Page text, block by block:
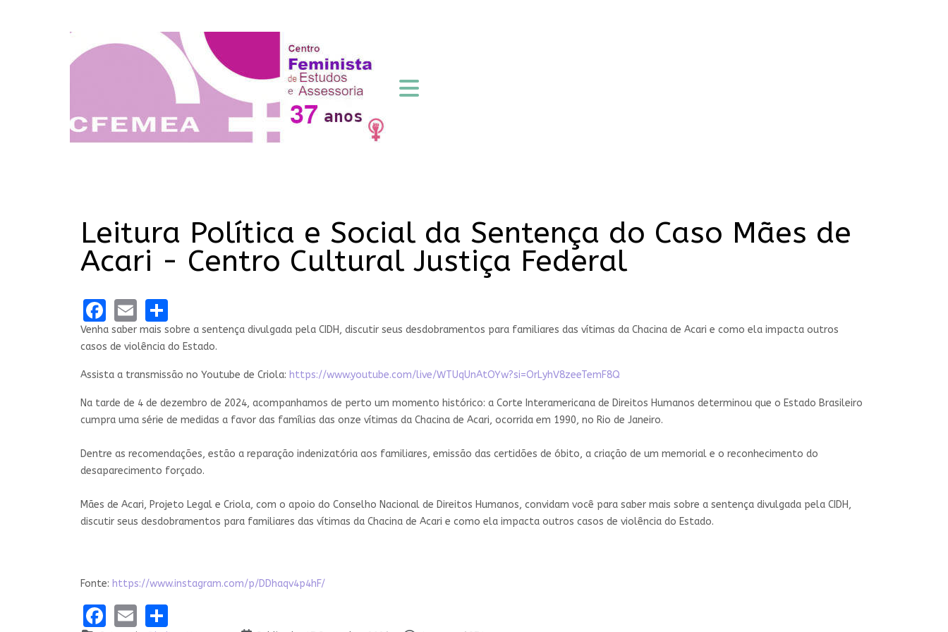
Leitura Política e Social da Sentença do Caso Mães de
Acari - Centro Cultural Justiça Federal
Facebook
Email
Venha saber mais sobre a sentença divulgada pela CIDH, discutir seus desdobramentos para familiares das vítimas da Chacina de Acari e como ela impacta outros
casos de violência do Estado.
Assista a transmissão no Youtube de Criola: https://www.youtube.com/live/WTUqUnAtOYw?si=OrLyhV8zeeTemF8Q
Na tarde de 4 de dezembro de 2024, acompanhamos de perto um momento histórico: a Corte Interamericana de Direitos Humanos determinou que o Estado Brasileiro
cumpra uma série de medidas a favor das famílias das onze vítimas da Chacina de Acari, ocorrida em 1990, no Rio de Janeiro.
Dentre as recomendações, estão a reparação indenizatória aos familiares, emissão das certidões de óbito, a criação de um memorial e o reconhecimento do
desaparecimento forçado.
Mães de Acari, Projeto Legal e Criola, com o apoio do Conselho Nacional de Direitos Humanos, convidam você para saber mais sobre a sentença divulgada pela CIDH,
discutir seus desdobramentos para familiares das vítimas da Chacina de Acari e como ela impacta outros casos de violência do Estado.
Fonte: https://www.instagram.com/p/DDhaqv4p4hF/
Facebook
Email